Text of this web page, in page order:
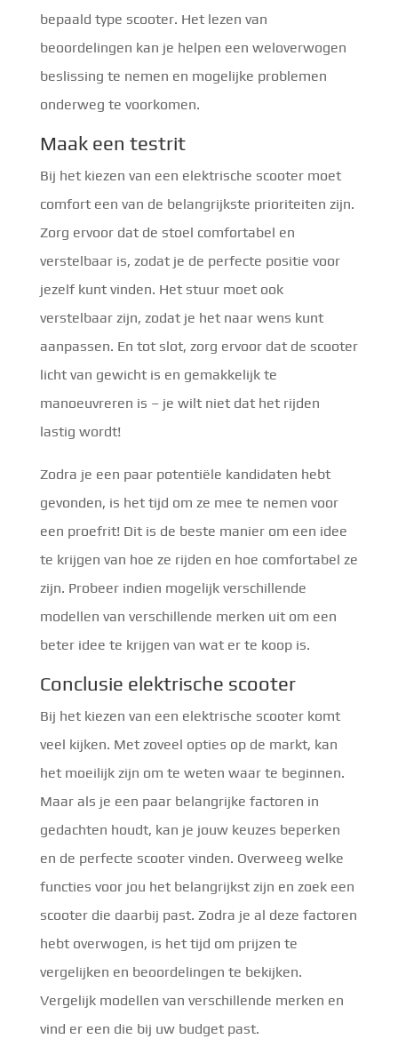
bepaald type scooter. Het lezen van
beoordelingen kan je helpen een weloverwogen
beslissing te nemen en mogelijke problemen
onderweg te voorkomen.
Maak een testrit
Bij het kiezen van een elektrische scooter moet
comfort een van de belangrijkste prioriteiten zijn.
Zorg ervoor dat de stoel comfortabel en
verstelbaar is, zodat je de perfecte positie voor
jezelf kunt vinden. Het stuur moet ook
verstelbaar zijn, zodat je het naar wens kunt
aanpassen. En tot slot, zorg ervoor dat de scooter
licht van gewicht is en gemakkelijk te
manoeuvreren is – je wilt niet dat het rijden
lastig wordt!
Zodra je een paar potentiële kandidaten hebt
gevonden, is het tijd om ze mee te nemen voor
een proefrit! Dit is de beste manier om een ​​idee
te krijgen van hoe ze rijden en hoe comfortabel ze
zijn. Probeer indien mogelijk verschillende
modellen van verschillende merken uit om een ​​
beter idee te krijgen van wat er te koop is.
Conclusie elektrische scooter
Bij het kiezen van een elektrische scooter komt
veel kijken. Met zoveel opties op de markt, kan
het moeilijk zijn om te weten waar te beginnen.
Maar als je een paar belangrijke factoren in
gedachten houdt, kan je jouw keuzes beperken
en de perfecte scooter vinden. Overweeg welke
functies voor jou het belangrijkst zijn en zoek een
scooter die daarbij past. Zodra je al deze factoren
hebt overwogen, is het tijd om prijzen te
vergelijken en beoordelingen te bekijken.
Vergelijk modellen van verschillende merken en
vind er een die bij uw budget past.